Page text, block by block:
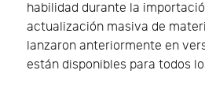
habilidad durante la
actualización masiva de
lanzaron anteriormente en
están disponibles para todos